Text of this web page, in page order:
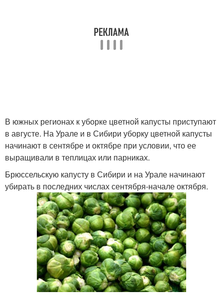
В южных регионах к уборке цветной капусты приступают
в августе. На Урале и в Сибири уборку цветной капусты
начинают в сентябре и октябре при условии, что ее
выращивали в теплицах или парниках.
Брюссельскую капусту в Сибири и на Урале начинают
убирать в последних числах сентября-начале октября.